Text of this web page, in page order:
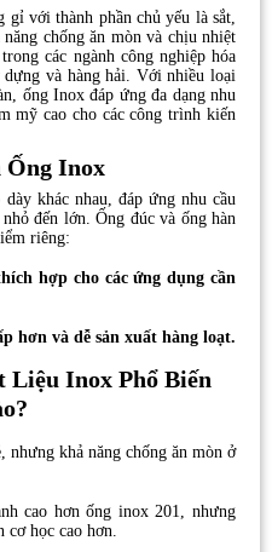
gỉ với thành phần chủ yếu là sắt,
chống ăn mòn và chịu nhiệt
các ngành công nghiệp hóa
và hàng hải. Với nhiều loại
ống Inox đáp ứng đa dạng nhu
mỹ cao cho các công trình kiến
Ống Inox
khác nhau, đáp ứng nhu cầu
đến lớn. Ống đúc và ống hàn
riêng:
hợp cho các ứng dụng cần
hơn và dễ sản xuất hàng loạt.
Liệu Inox Phổ Biến
nhưng khả năng chống ăn mòn ở
cao hơn ống inox 201, nhưng
cơ học cao hơn.